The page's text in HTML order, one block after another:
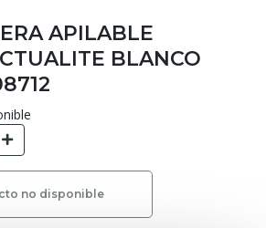
APILABLE
BLANCO
no disponible